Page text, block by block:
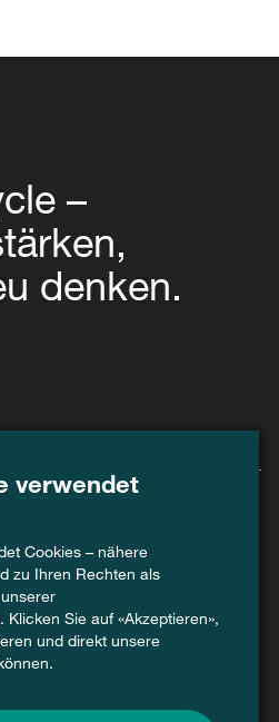
–
denken.
verwendet
Cookies – nähere
zu Ihren Rechten als
. Klicken Sie auf «Akzeptieren»,
und direkt unsere